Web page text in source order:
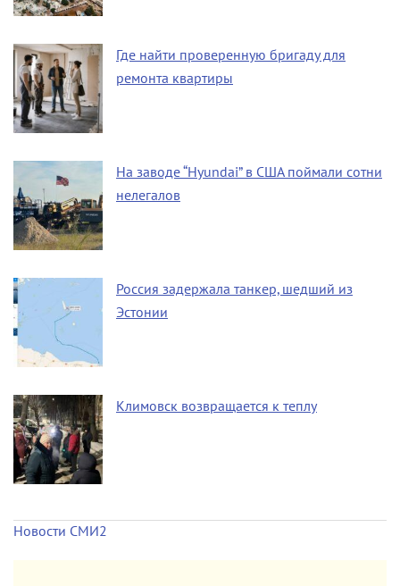
Где найти проверенную бригаду для
ремонта квартиры
На заводе “Hyundai” в США поймали сотни
нелегалов
Россия задержала танкер, шедший из
Эстонии
Климовск возвращается к теплу
Новости СМИ2